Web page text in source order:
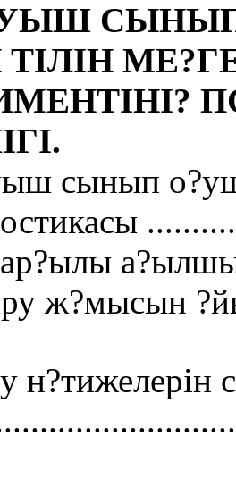
сынып
а?ылшын
ж?мысын
н?тижелерін